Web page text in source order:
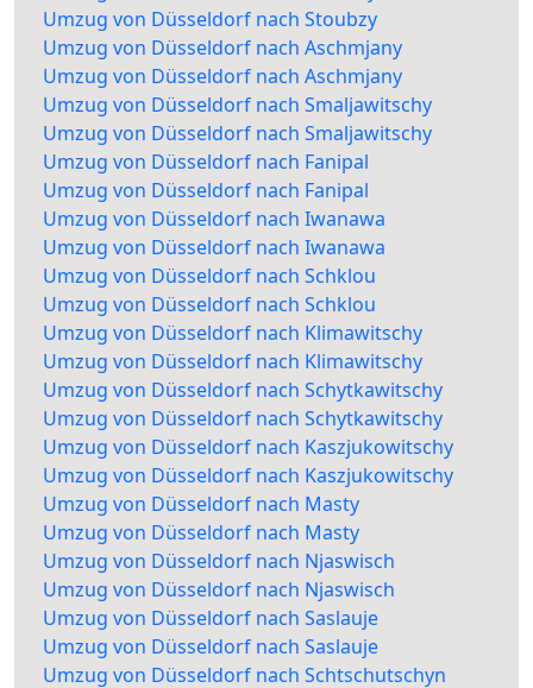
Umzug von Düsseldorf nach Stoubzy
Umzug von Düsseldorf nach Aschmjany
Umzug von Düsseldorf nach Aschmjany
Umzug von Düsseldorf nach Smaljawitschy
Umzug von Düsseldorf nach Smaljawitschy
Umzug von Düsseldorf nach Fanipal
Umzug von Düsseldorf nach Fanipal
Umzug von Düsseldorf nach Iwanawa
Umzug von Düsseldorf nach Iwanawa
Umzug von Düsseldorf nach Schklou
Umzug von Düsseldorf nach Schklou
Umzug von Düsseldorf nach Klimawitschy
Umzug von Düsseldorf nach Klimawitschy
Umzug von Düsseldorf nach Schytkawitschy
Umzug von Düsseldorf nach Schytkawitschy
Umzug von Düsseldorf nach Kaszjukowitschy
Umzug von Düsseldorf nach Kaszjukowitschy
Umzug von Düsseldorf nach Masty
Umzug von Düsseldorf nach Masty
Umzug von Düsseldorf nach Njaswisch
Umzug von Düsseldorf nach Njaswisch
Umzug von Düsseldorf nach Saslauje
Umzug von Düsseldorf nach Saslauje
Umzug von Düsseldorf nach Schtschutschyn